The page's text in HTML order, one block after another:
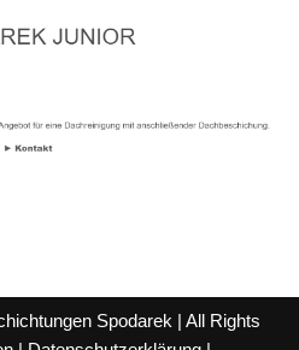
Spodarek | All Rights